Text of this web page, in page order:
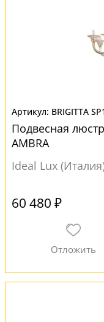
BRIGITTA
Подвесная
AMBRA
Ideal Lux
60 480 ₽